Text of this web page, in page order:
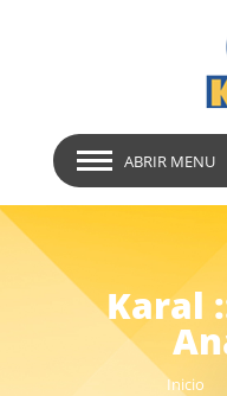
ABRIR MENU
Karal
Inicio